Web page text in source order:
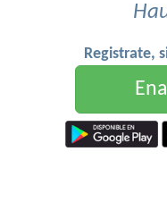
Registrate,